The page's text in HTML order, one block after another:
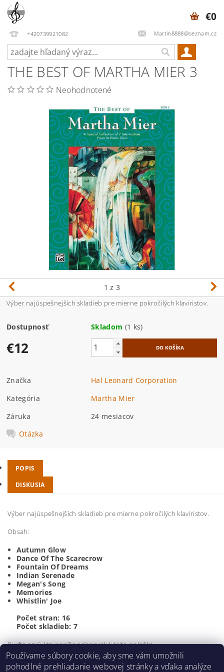
+420739921082 Martin8888@seznam.cz
€0
THE BEST OF MARTHA MIER 3
Neohodnotené
1 z 3
Výber najúspešnejších skladieb pre mierne pokročilých klaviristov.
Dostupnosť Skladom (1 ks)
€12
Značka
Hal Leonard Corporation
Kategória
Martha Mier
Záruka
24 mesiacov
Otázka
POPIS
DISKUSIA
Výber najúspešnejších skladieb pre mierne pokročilých klaviristov.
Obsah:
Autumn Glow
Dance Of The Scarecrow
Fountain Of Dreams
Indian Serenade
Megan's Song
Memories
Whistlin' Joe
Počet stran: 16
Počet skladieb: 7
Buďte prvý, kto napíše príspevok k tejto položke.
Pridať komentár
Používame súbory cookie, aby sme vám umožnili
pohodlné prehliadanie webovej stránky a vďaka analýze